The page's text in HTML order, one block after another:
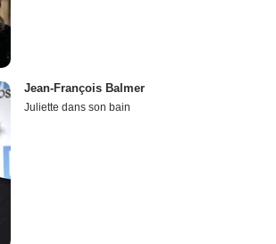
Jean-François Balmer
Juliette dans son bain